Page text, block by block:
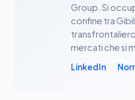
Group. Si
confine tra
mercati che si
LinkedIn